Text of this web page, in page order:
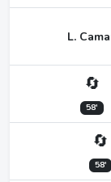
L.
🔄
58'
🔄
58'